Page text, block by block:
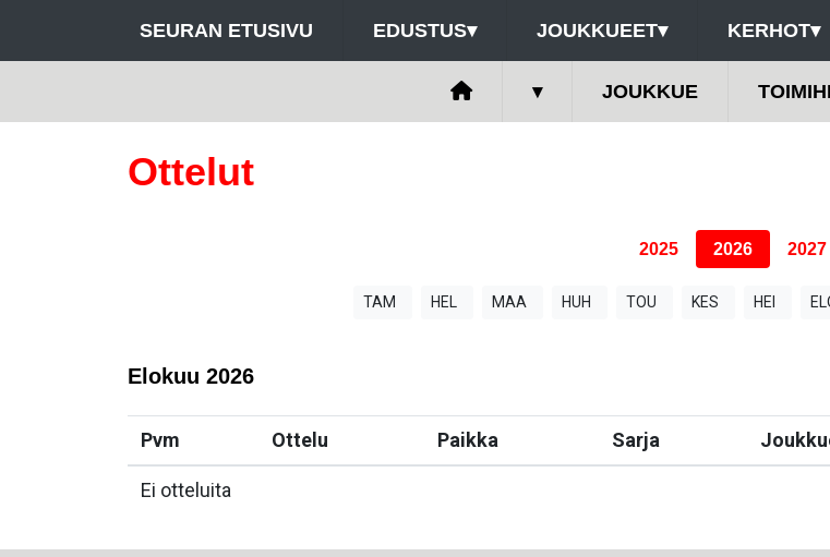
SEURAN ETUSIVU EDUSTUS▾ JOUKKUEET▾ KERHOT▾
▾ JOUKKUE
Ottelut
2025 2026 2027
TAM HEL MAA HUH TOU KES HEI
Elokuu 2026
Pvm Ottelu Paikka Sarja
Ei otteluita